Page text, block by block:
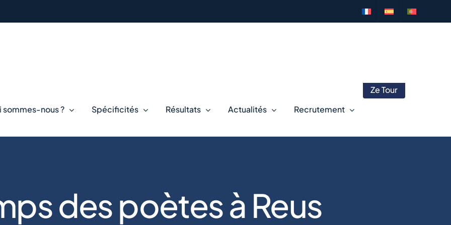
sommes-nous ? Spécificités Résultats Actualités Recrutement
Ze Tour
des poètes à Reus